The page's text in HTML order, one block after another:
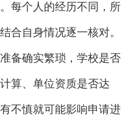
每个人的经历不同，所
合自身情况逐一核对。
确实繁琐，学校是否
算、单位资质是否达
不慎就可能影响申请进